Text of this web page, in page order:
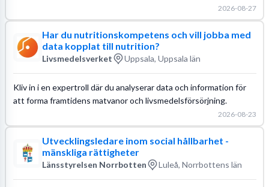
2026-08-27
Har du nutritionskompetens och vill jobba med
data kopplat till nutrition?
Livsmedelsverket Uppsala, Uppsala län
Kliv in i en expertroll där du analyserar data och information för
att forma framtidens matvanor och livsmedelsförsörjning.
2026-08-23
Utvecklingsledare inom social hållbarhet -
mänskliga rättigheter
Länsstyrelsen Norrbotten Luleå, Norrbottens län